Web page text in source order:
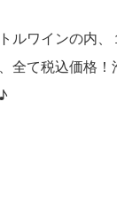
ルワインの内
全て税込価格